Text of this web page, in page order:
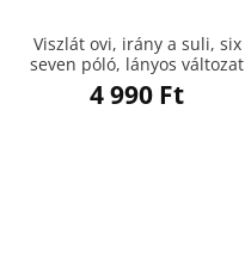
Viszlát ovi, irány a suli, six
seven póló, lányos változat
4 990 Ft